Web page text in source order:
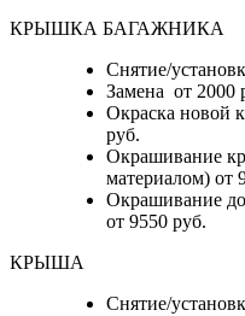
КРЫШКА БАГАЖНИКА
Снятие/
Замена от 2000
Окраска новой
руб.
Окрашивание
материалом) от
Окрашивание
от 9550 руб.
КРЫША
Снятие/